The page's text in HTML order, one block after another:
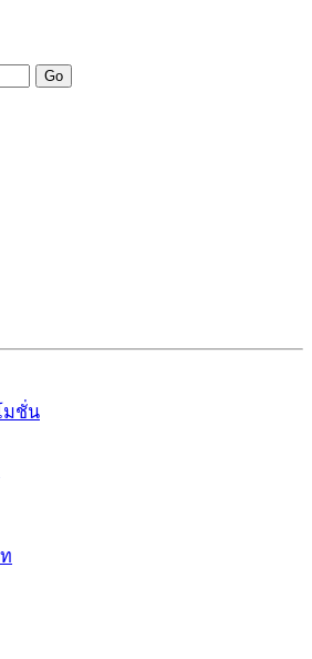
บจ้างโพสต์ขายบ้าน รับจ้างโพสต์อสัง
บรองผล อันดับ1 การโพสต์ขายอสังหา
น คอนโด ติดGoogleหน้าแรกได้จริงๆ
น อสังหาโพสต์ เชื่อถือได้จริง รับ
ษัท ถูกและดีที่สุด ไม่มีค่านายหน้า
อกาสในการขายได้มากกว่า ที่เดียว ที่
มชั่น